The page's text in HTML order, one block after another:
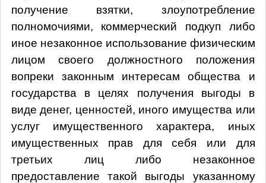
получение взятки, злоупотребление
полномочиями, коммерческий подкуп либо
иное незаконное использование физическим
лицом своего должностного положения
вопреки законным интересам общества и
государства в целях получения выгоды в
виде денег, ценностей, иного имущества или
услуг имущественного характера, иных
имущественных прав для себя или для
третьих лиц либо незаконное
предоставление такой выгоды указанному